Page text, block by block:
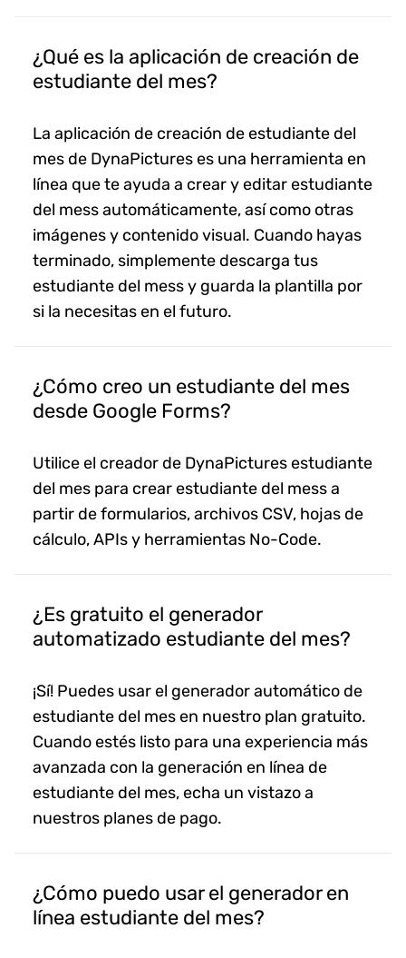
¿Qué es la aplicación de creación de
estudiante del mes?
La aplicación de creación de estudiante del
mes de DynaPictures es una herramienta en
línea que te ayuda a crear y editar estudiante
del mess automáticamente, así como otras
imágenes y contenido visual. Cuando hayas
terminado, simplemente descarga tus
estudiante del mess y guarda la plantilla por
si la necesitas en el futuro.
¿Cómo creo un estudiante del mes
desde Google Forms?
Utilice el creador de DynaPictures estudiante
del mes para crear estudiante del mess a
partir de formularios, archivos CSV, hojas de
cálculo, APIs y herramientas No-Code.
¿Es gratuito el generador
automatizado estudiante del mes?
¡Sí! Puedes usar el generador automático de
estudiante del mes en nuestro plan gratuito.
Cuando estés listo para una experiencia más
avanzada con la generación en línea de
estudiante del mes, echa un vistazo a
nuestros planes de pago.
¿Cómo puedo usar el generador en
línea estudiante del mes?